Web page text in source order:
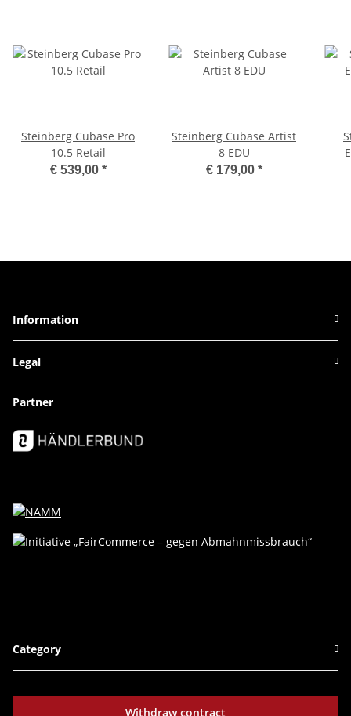
Steinberg Cubase Pro
10.5 Retail
€ 539,00 *
Steinberg Cubase Artist
8 EDU
€ 179,00 *
Information
Legal
Partner
Category
Withdraw contract